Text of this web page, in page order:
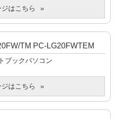
はこちら
TM PC-LG20FWTEM
ブックパソコン
はこちら